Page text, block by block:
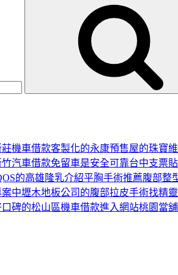
機車借款客製化的永康預售屋的珠寶
汽車借款免留車是安全可靠台中支票
的高雄隆乳介紹平胸手術推薦腹部整
中壢木地板公司的腹部拉皮手術找精
碑的松山區機車借款進入網站桃園當舖